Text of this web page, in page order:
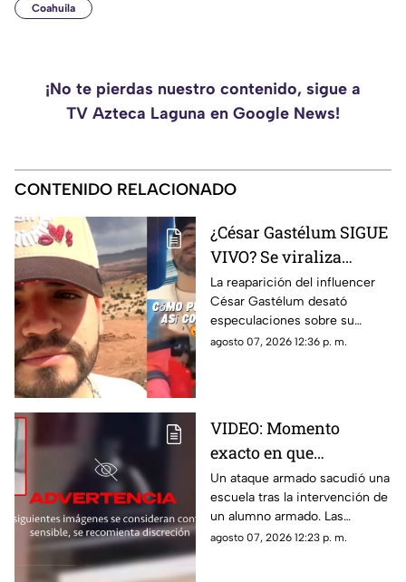
Coahuila
¡No te pierdas nuestro contenido, sigue a
TV Azteca Laguna en Google News!
CONTENIDO RELACIONADO
¿César Gastélum SIGUE
VIVO? Se viraliza
VIDEO donde afirma
que 'todo fue una
broma'
La reaparición del influencer
César Gastélum desató
especulaciones sobre su
presunta muerte en Culiacán.
agosto 07, 2026 12:36 p. m.
VIDEO: Momento
exacto en que
adolescente desata
tiroteo en escuela; hay
7 muertos y más de 30
heridos
Un ataque armado sacudió una
escuela tras la intervención de
un alumno armado. Las
investigaciones señalan
agosto 07, 2026 12:23 p. m.